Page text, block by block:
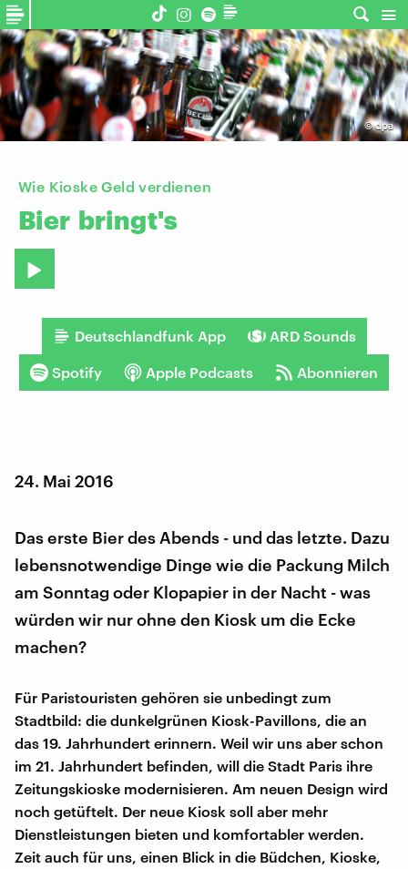
©dpa
Wie Kioske Geld verdienen
Bier bringt's
Deutschlandfunk App ARD Sounds
Spotify Apple Podcasts Abonnieren
24. Mai 2016
Das erste Bier des Abends - und das letzte. Dazu
lebensnotwendige Dinge wie die Packung Milch
am Sonntag oder Klopapier in der Nacht - was
würden wir nur ohne den Kiosk um die Ecke
machen?
Für Paristouristen gehören sie unbedingt zum
Stadtbild: die dunkelgrünen Kiosk-Pavillons, die an
das 19. Jahrhundert erinnern. Weil wir uns aber schon
im 21. Jahrhundert befinden, will die Stadt Paris ihre
Zeitungskioske modernisieren. Am neuen Design wird
noch getüftelt. Der neue Kiosk soll aber mehr
Dienstleistungen bieten und komfortabler werden.
Zeit auch für uns, einen Blick in die Büdchen, Kioske,